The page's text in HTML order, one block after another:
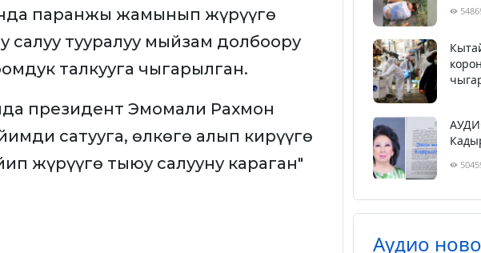
паранжы жамынып жүрүүгө
салуу тууралуу мыйзам долбоору
талкууга чыгарылган.
президент Эмомали Рахмон
сатууга, өлкөгө алып кирүүгө
жүрүүгө тыюу салууну караган"
Аудио